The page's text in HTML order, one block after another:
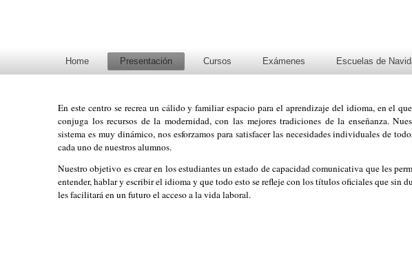
Home Presentación Cursos Exámenes Escuelas de
En este centro se recrea un cálido y familiar espacio para el aprendizaje del idioma, en el
conjuga los recursos de la modernidad, con las mejores tradiciones de la enseñanza.
sistema es muy dinámico, nos esforzamos para satisfacer las necesidades individuales de
cada uno de nuestros alumnos.
Nuestro objetivo es crear en los estudiantes un estado de capacidad comunicativa que les
entender, hablar y escribir el idioma y que todo esto se refleje con los títulos oficiales que sin
les facilitará en un futuro el acceso a la vida laboral.